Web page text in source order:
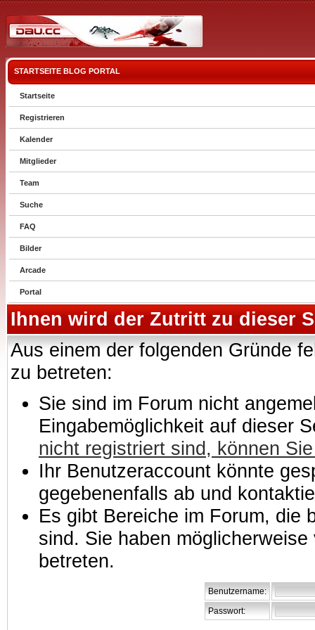
STARTSEITE BLOG PORTAL
Startseite
Registrieren
Kalender
Mitglieder
Team
Suche
FAQ
Bilder
Arcade
Portal
Ihnen wird der Zutritt zu dieser
Aus einem der folgenden Gründe
zu betreten:
Sie sind im Forum nicht
Eingabemöglichkeit auf dieser
nicht registriert sind, können
Ihr Benutzeraccount könnte
gegebenenfalls ab und
Es gibt Bereiche im Forum, die
sind. Sie haben
betreten.
Benutzername:
Passwort: